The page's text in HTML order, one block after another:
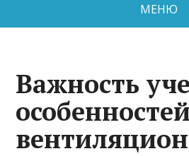
МЕНЮ
Важность
особенностей